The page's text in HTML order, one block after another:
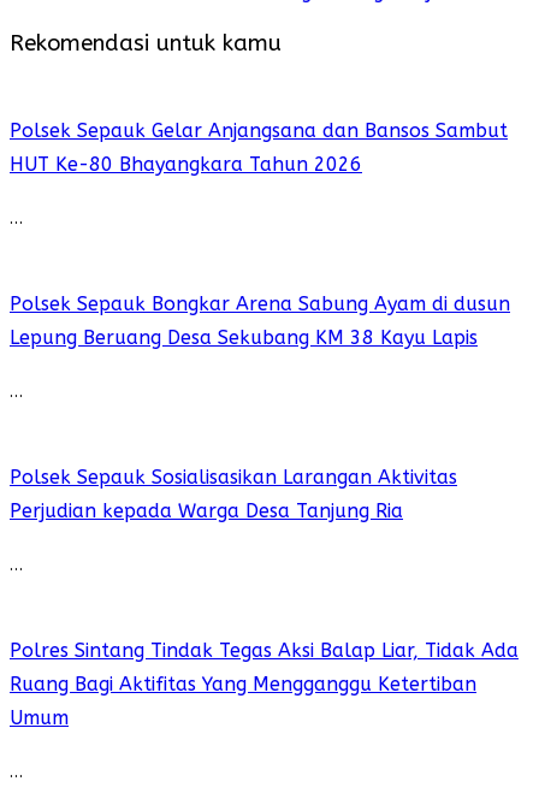
Rekomendasi untuk kamu
Polsek Sepauk Gelar Anjangsana dan Bansos Sambut
HUT Ke-80 Bhayangkara Tahun 2026
…
Polsek Sepauk Bongkar Arena Sabung Ayam di dusun
Lepung Beruang Desa Sekubang KM 38 Kayu Lapis
…
Polsek Sepauk Sosialisasikan Larangan Aktivitas
Perjudian kepada Warga Desa Tanjung Ria
…
Polres Sintang Tindak Tegas Aksi Balap Liar, Tidak Ada
Ruang Bagi Aktifitas Yang Mengganggu Ketertiban
Umum
…